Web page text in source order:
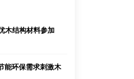
木结构材料参加
能环保需求刺激木